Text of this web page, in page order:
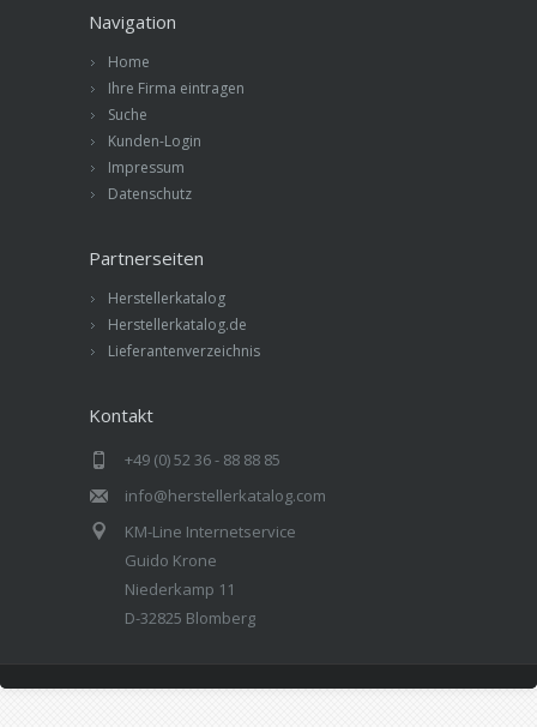
Navigation
Home
Ihre Firma eintragen
Suche
Kunden-Login
Impressum
Datenschutz
Partnerseiten
Herstellerkatalog
Herstellerkatalog.de
Lieferantenverzeichnis
Kontakt
+49 (0) 52 36 - 88 88 85
info@herstellerkatalog.com
KM-Line Internetservice
Guido Krone
Niederkamp 11
D-32825 Blomberg